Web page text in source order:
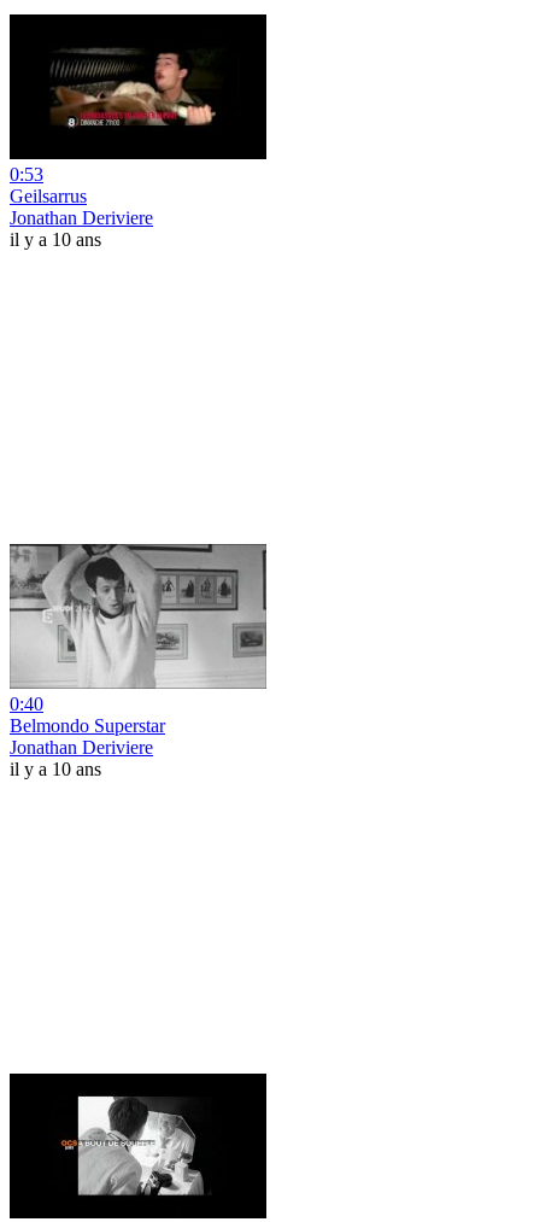
0:53
Geilsarrus
Jonathan Deriviere
il y a 10 ans
0:40
Belmondo Superstar
Jonathan Deriviere
il y a 10 ans